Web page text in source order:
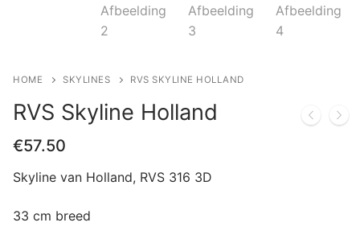
HOME SKYLINES RVS SKYLINE HOLLAND
RVS Skyline Holland
€57.50
Skyline van Holland, RVS 316 3D
33 cm breed